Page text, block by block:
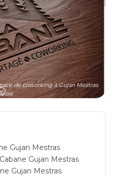
de coworking à Gujan Mestras:
Gujan Mestras
Gujan Mestras
Gujan Mestras